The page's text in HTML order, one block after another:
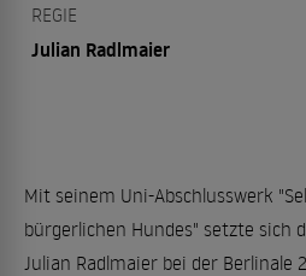
REGIE
Julian Radlmaier
Mit seinem Uni-Abschlusswerk
bürgerlichen Hundes" setzte sich
Julian Radl­maier bei der Berlinale